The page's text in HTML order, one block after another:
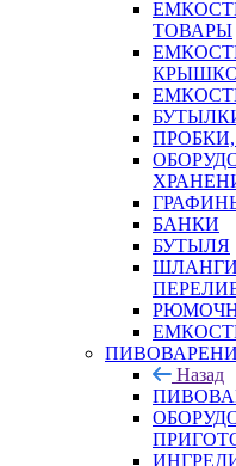
ТОВАРЫ
БАНКИ
БУТЫЛЯ
Назад